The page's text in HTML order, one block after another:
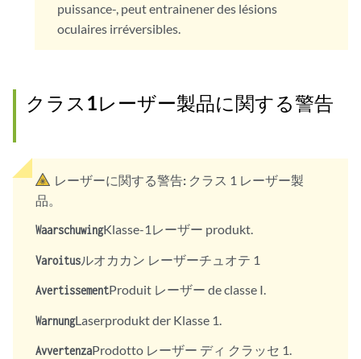
puissance-, peut entrainener des lésions
oculaires irréversibles.
クラス1レーザー製品に関する警告
レーザーに関する警告: クラス 1 レーザー製
品。
WaarschuwingKlasse-1レーザー produkt.
Varoitusルオカカン レーザーチュオテ 1
AvertissementProduit レーザー de classe I.
WarnungLaserprodukt der Klasse 1.
AvvertenzaProdotto レーザー ディ クラッセ 1.